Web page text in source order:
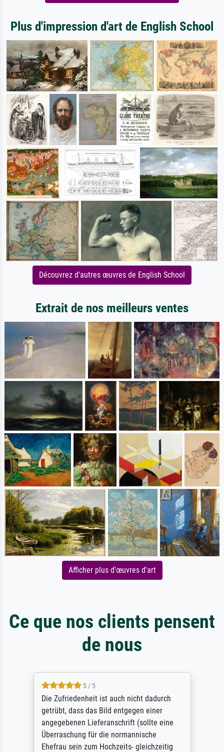
Plus d'impression d'art de English School
Découvrez d'autres œuvres de English School
Extrait de nos meilleurs ventes
Afficher plus d'œuvres d'art
Ce que nos clients pensent
de nous
5 / 5
Die Zufriedenheit ist auch nicht dadurch
getrübt, dass das Bild entgegen einer
angegebenen Lieferanschrift (sollte eine
Überraschung für die normannische
Ehefrau sein zum Hochzeits- gleichzeitig